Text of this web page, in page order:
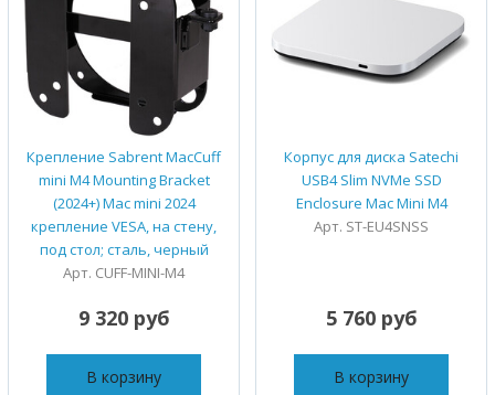
Крепление Sabrent MacCuff
mini M4 Mounting Bracket
(2024+) Mac mini 2024
крепление VESA, на стену,
под стол; сталь, черный
Арт. CUFF-MINI-M4
9 320 руб
В корзину
Корпус для диска Satechi
USB4 Slim NVMe SSD
Enclosure Mac Mini M4
Арт. ST-EU4SNSS
5 760 руб
В корзину